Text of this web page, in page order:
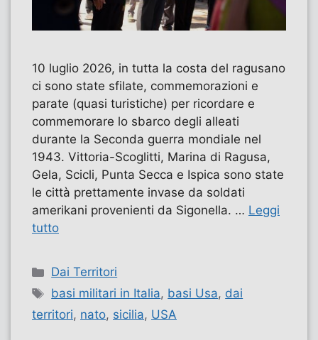
10 luglio 2026, in tutta la costa del ragusano
ci sono state sfilate, commemorazioni e
parate (quasi turistiche) per ricordare e
commemorare lo sbarco degli alleati
durante la Seconda guerra mondiale nel
1943. Vittoria-Scoglitti, Marina di Ragusa,
Gela, Scicli, Punta Secca e Ispica sono state
le città prettamente invase da soldati
amerikani provenienti da Sigonella. … Leggi
tutto
Categorie
Dai Territori
Tag
basi militari in Italia, basi Usa, dai
territori, nato, sicilia, USA